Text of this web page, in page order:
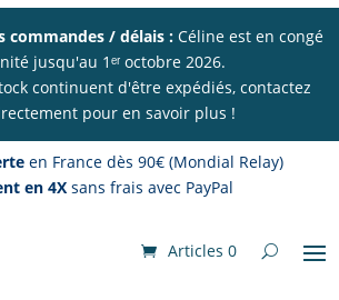
commandes / délais : Céline est en congé
jusqu'au 1ᵉʳ octobre 2026.
continuent d'être expédiés, contactez
pour en savoir plus !
en France dès 90€ (Mondial Relay)
en 4X sans frais avec PayPal
Articles 0